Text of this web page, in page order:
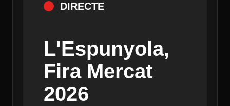
DIRECTE
L'Espunyola,
Fira Mercat
2026